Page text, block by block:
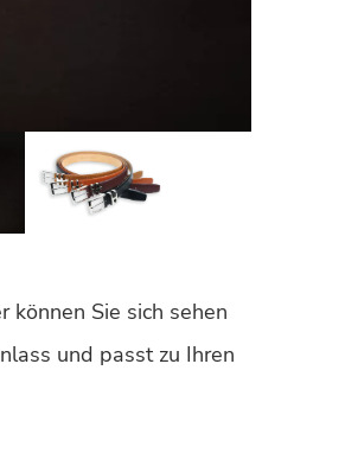
Sie sich sehen
und passt zu Ihren